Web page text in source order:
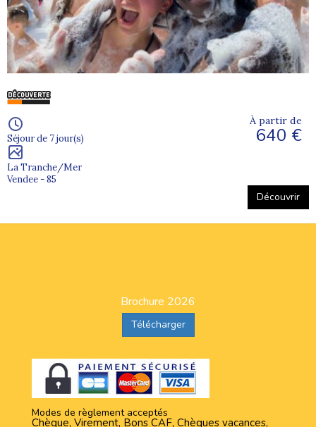
Séjour de 7 jour(s)
La Tranche/Mer
Vendee - 85
À partir de
640 €
Découvrir
Brochure 2026
Télécharger
Modes de règlement acceptés
Chèque, Virement, Bons CAF, Chèques vacances,